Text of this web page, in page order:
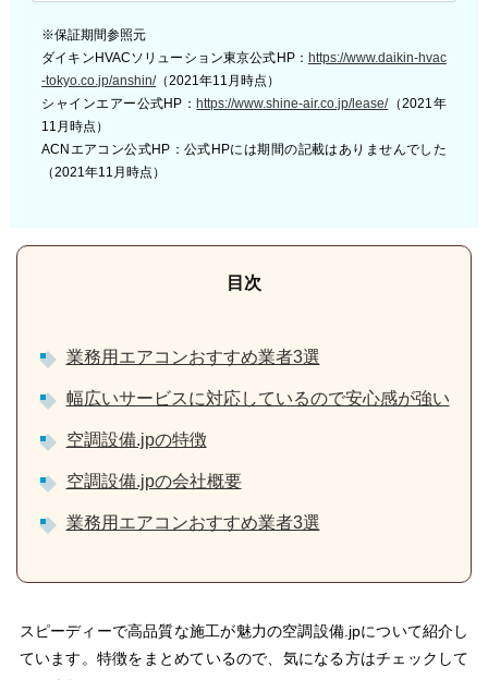
※保証期間参照元
ダイキンHVACソリューション東京公式HP： https://www.daikin-hvac
-tokyo.co.jp/anshin/（2021年11月時点）
シャインエアー公式HP： https://www.shine-air.co.jp/lease/（2021年
11月時点）
ACNエアコン公式HP：公式HPには期間の記載はありませんでした
（2021年11月時点）
業務用エアコンおすすめ業者3選
幅広いサービスに対応しているので安心感が強い
空調設備.jpの特徴
空調設備.jpの会社概要
業務用エアコンおすすめ業者3選
スピーディーで高品質な施工が魅力の空調設備.jpについて紹介し
ています。特徴をまとめているので、気になる方はチェックして